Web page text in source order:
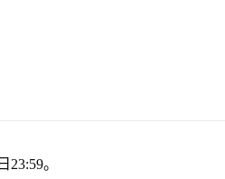
。